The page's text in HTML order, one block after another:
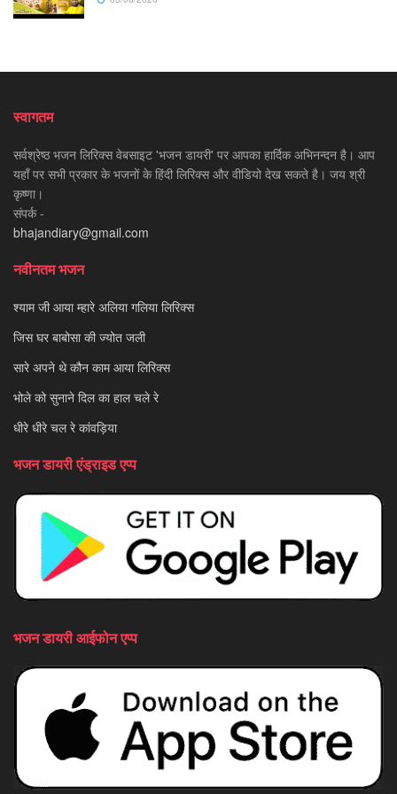
स्वागतम
सर्वश्रेष्ठ भजन लिरिक्स वेबसाइट 'भजन डायरी' पर आपका हार्दिक अभिनन्दन है। आप
यहाँ पर सभी प्रकार के भजनों के हिंदी लिरिक्स और वीडियो देख सकते है। जय श्री
कृष्णा।
संपर्क -
bhajandiary@gmail.com
नवीनतम भजन
श्याम जी आया म्हारे अलिया गलिया लिरिक्स
जिस घर बाबोसा की ज्योत जली
सारे अपने थे कौन काम आया लिरिक्स
भोले को सुनाने दिल का हाल चले रे
धीरे धीरे चल रे कांवड़िया
भजन डायरी एंड्राइड एप्प
भजन डायरी आईफोन एप्प